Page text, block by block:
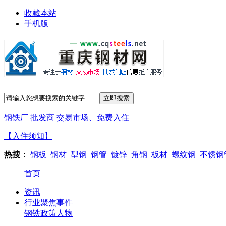
收藏本站
手机版
钢铁厂 批发商 交易市场、免费入住
【入住须知】
热搜： 钢板 钢材 型钢 钢管 镀锌 角钢 板材 螺纹钢 不锈钢
首页
资讯
行业聚焦事件
钢铁政策人物